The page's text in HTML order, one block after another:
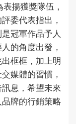
揚獲獎隊伍，
委代表指出，
冠軍作品予人
的角度出發，
框框，加上明
媒體的習慣，
息，希望未來
牌的行銷策略